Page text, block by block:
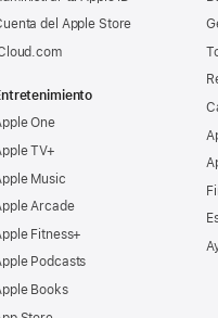
del Apple Store
One
TV+
Music
Arcade
Fitness+
Podcasts
Books